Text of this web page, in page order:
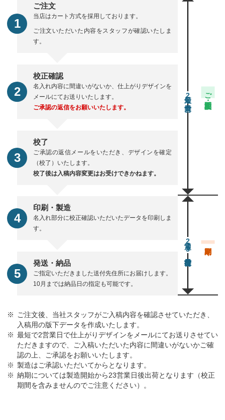
ご注文
当店はカート方式を採用しております。
ご注文いただいた内容をスタッフが確認いたしま
す。
校正確認
名入れ内容に間違いがないか、仕上がりデザインを
メールにてお送りいたします。
ご承認の返信をお願いいたします。
校了
ご承認の返信メールをいただき、デザインを確定
（校了）いたします。
校了後は入稿内容変更はお受けできかねます。
2 ご注文・校正期間
印刷・製造
名入れ部分に校正確認いただいたデータを印刷しま
す。
発送・納品
ご指定いただきました送付先住所にお届けします。
10月までは納品日の指定も可能です。
通常23営業日後出荷
ご注文後、当社スタッフがご入稿内容を確認させていただき、
入稿用の版下データを作成いたします。
最短で2営業日で仕上がりデザインをメールにてお送りさせてい
ただきますので、ご入稿いただいた内容に間違いがないかご確
認の上、ご承認をお願いいたします。
製造はご承認いただいてからとなります。
納期については製造開始から23営業日後出荷となります（校正
期間を含みませんのでご注意ください）。